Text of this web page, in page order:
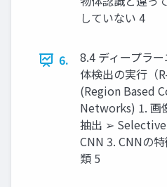
していない 4
6.
8.4 ディープラ
体検出の実行（
(Region Based
Networks) 1. 画
抽出 ➢
CNN 3. CNNの
類 5